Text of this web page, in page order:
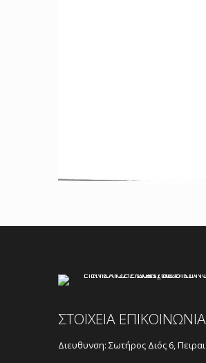
ΣΤΟΙΧΕΙΑ
Διευθυνση: Σωτήρος Διός 6,